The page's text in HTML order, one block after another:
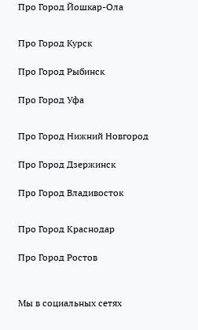
Про Город Йошкар-Ола
Про Город Курск
Про Город Рыбинск
Про Город Уфа
Про Город Нижний Новгород
Про Город Дзержинск
Про Город Владивосток
Про Город Краснодар
Про Город Ростов
Мы в социальных сетях